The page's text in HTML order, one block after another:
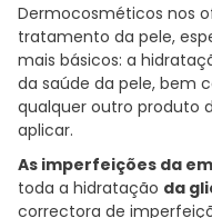
Dermocosméticos nos
tratamento da pele,
mais básicos: a
da saúde da pele, bem
qualquer outro produto
aplicar.
As imperfeições da
toda a hidratação da
correctora de